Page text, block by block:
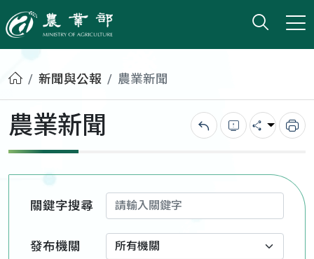
農業部
打開
小版
首頁新聞與公報 農業新聞
農業新聞 回上一頁錯誤回報
分享 列
關鍵字搜尋
發布機關